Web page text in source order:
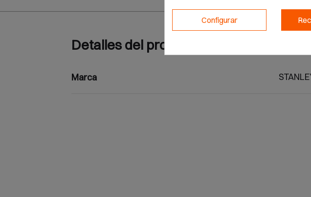
Detalles del producto
Marca
Configurar